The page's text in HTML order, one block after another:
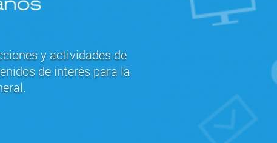
y actividades de
de interés para la